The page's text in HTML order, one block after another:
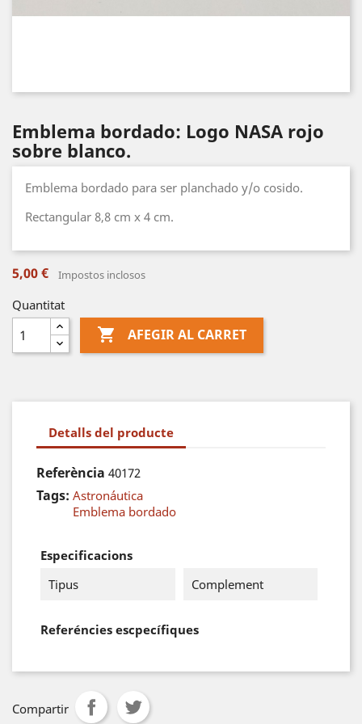
Emblema bordado: Logo NASA rojo
sobre blanco.
Emblema bordado para ser planchado y/o cosido.
Rectangular 8,8 cm x 4 cm.
5,00 € Impostos inclosos
Quantitat
 AFEGIR AL CARRET
Detalls del producte
Referència 40172
Tags: Astronáutica
Emblema bordado
Especificacions
Tipus
Complement
Referéncies escpecífiques
Compartir